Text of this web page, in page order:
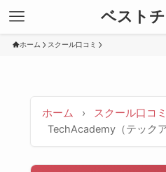
ベスト
ホーム スクール口コミ
ホーム › スクール口コ
TechAcademy（テック